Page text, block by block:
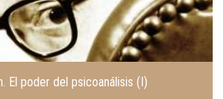
El poder del psicoanálisis (I)